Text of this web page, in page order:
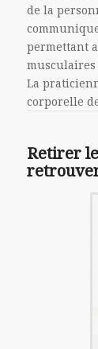
de la
permettant
musculaires
La
corporelle
Retirer